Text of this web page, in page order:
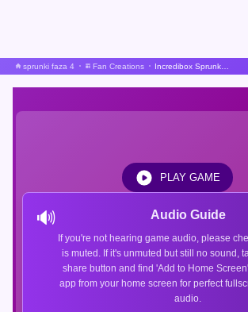
sprunki faza 4 Fan Creations
🔊 Audio Guide
If you're not hearing game audio, please
is muted. If it's unmuted but still no sound,
share button and find 'Add to Home
app from your home screen for perfect
audio.
PLAY GAME